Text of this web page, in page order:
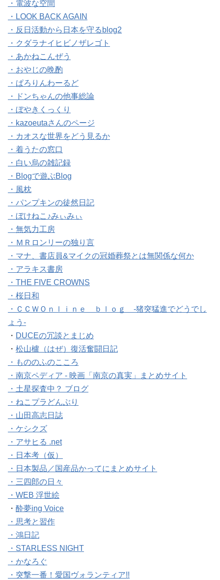
・電波な空間
・LOOK BACK AGAIN
・反日活動から日本を守るblog2
・クダラナイヒビノザレゴト
・あかねこんぜう
・おやじの晩酌
・ぱろりんわーるど
・ドンちゃんの他事総論
・ぼやきくっくり
・kazoeutaさんのページ
・カオスな世界をどう見るか
・着うたの窓口
・白い烏の雑記録
・Blogで遊ぶBlog
・風枕
・パンプキンの徒然日記
・ぼけねこ♪みぃみぃ
・無気力工房
・ＭＲロンリーの独り言
・マナ、書店員&マイクの冠婚葬祭とは無関係な何か
・アラキス書房
・THE FIVE CROWNS
・桜日和
・ＣＣＷＯｎｌｉｎｅ ｂｌｏｇ -猪突猛進でどうでし
ょう-
・ DUCEの冗談とまじめ
・ 松山櫨（はぜ）復活奮闘日記
・もののふのこころ
・南京ペディア - 映画「南京の真実」まとめサイト
・土星探査中？ ブログ
・ねこプラどんぶり
・山田高志日誌
・ケシクズ
・アサヒる .net
・日本考（仮）
・日本製品／国産品かってにまとめサイト
・三四郎の日々
・WEB 浮世絵
・ 酔夢ing Voice
・思考と習作
・鴻日記
・STARLESS NIGHT
・かなろぐ
・突撃一番！愛国ヴォランティア!!